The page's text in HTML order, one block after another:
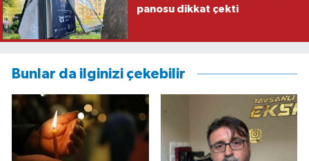
panosu dikkat çekti
Bunlar da ilginizi çekebilir